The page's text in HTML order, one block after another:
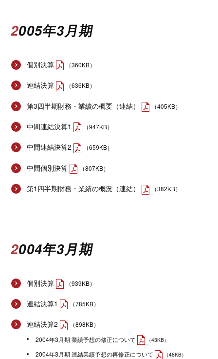
2005年3月期
個別決算 （360KB）
連結決算 （636KB）
第3四半期財務・業績の概要（連結） （405KB）
中間連結決算1 （947KB）
中間連結決算2 （659KB）
中間個別決算 （807KB）
第1四半期財務・業績の概況（連結） （382KB）
2004年3月期
個別決算 （939KB）
連結決算1 （785KB）
連結決算2
（898KB）
2004年3月期 業績予想の修正について
（43KB）
2004年3月期 連結業績予想の再修正について （48KB）